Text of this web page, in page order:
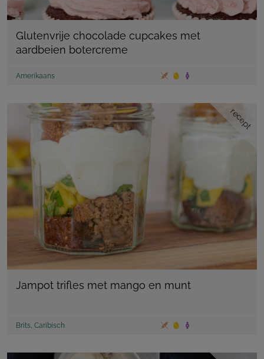
Glutenvrije chocolade cupcakes met
aardbeien botercreme
Amerikaans
recept
Jampot trifles met mango en munt
Brits Caribisch